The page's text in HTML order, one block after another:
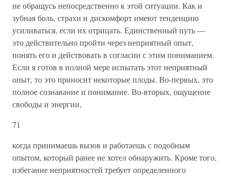
не обращусь непосредственно к этой ситуации. Как и
зубная боль, страхи и дискомфорт имеют тенденцию
усиливаться, если их отрицать. Единственный путь —
это действительно пройти через неприятный опыт,
понять его и действовать в согласии с этим пониманием.
Если я готов в полной мере испытать этот неприятный
опыт, то это приносит некоторые плоды. Во-первых, это
полное сознавание и понимание. Во-вторых, ощущение
свободы и энергии,
71
когда принимаешь вызов и работаешь с подобным
опытом, который ранее не хотел обнаружить. Кроме того,
избегание неприятностей требует определенного